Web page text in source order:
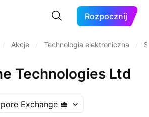
Rozpocznij
Akcje Technologia elektroniczna
Technologies Ltd
Exchange